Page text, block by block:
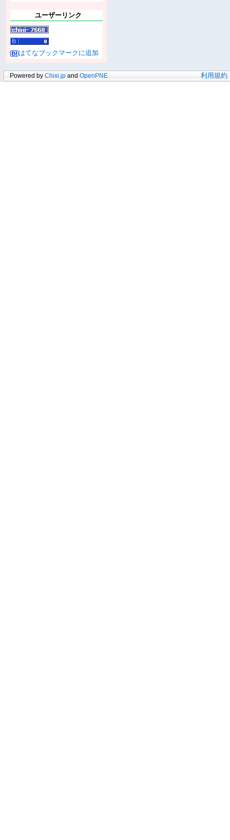
ユーザーリンク
はてなブックマークに追加
Powered by Chixi.jp and OpenPNE 利用規約